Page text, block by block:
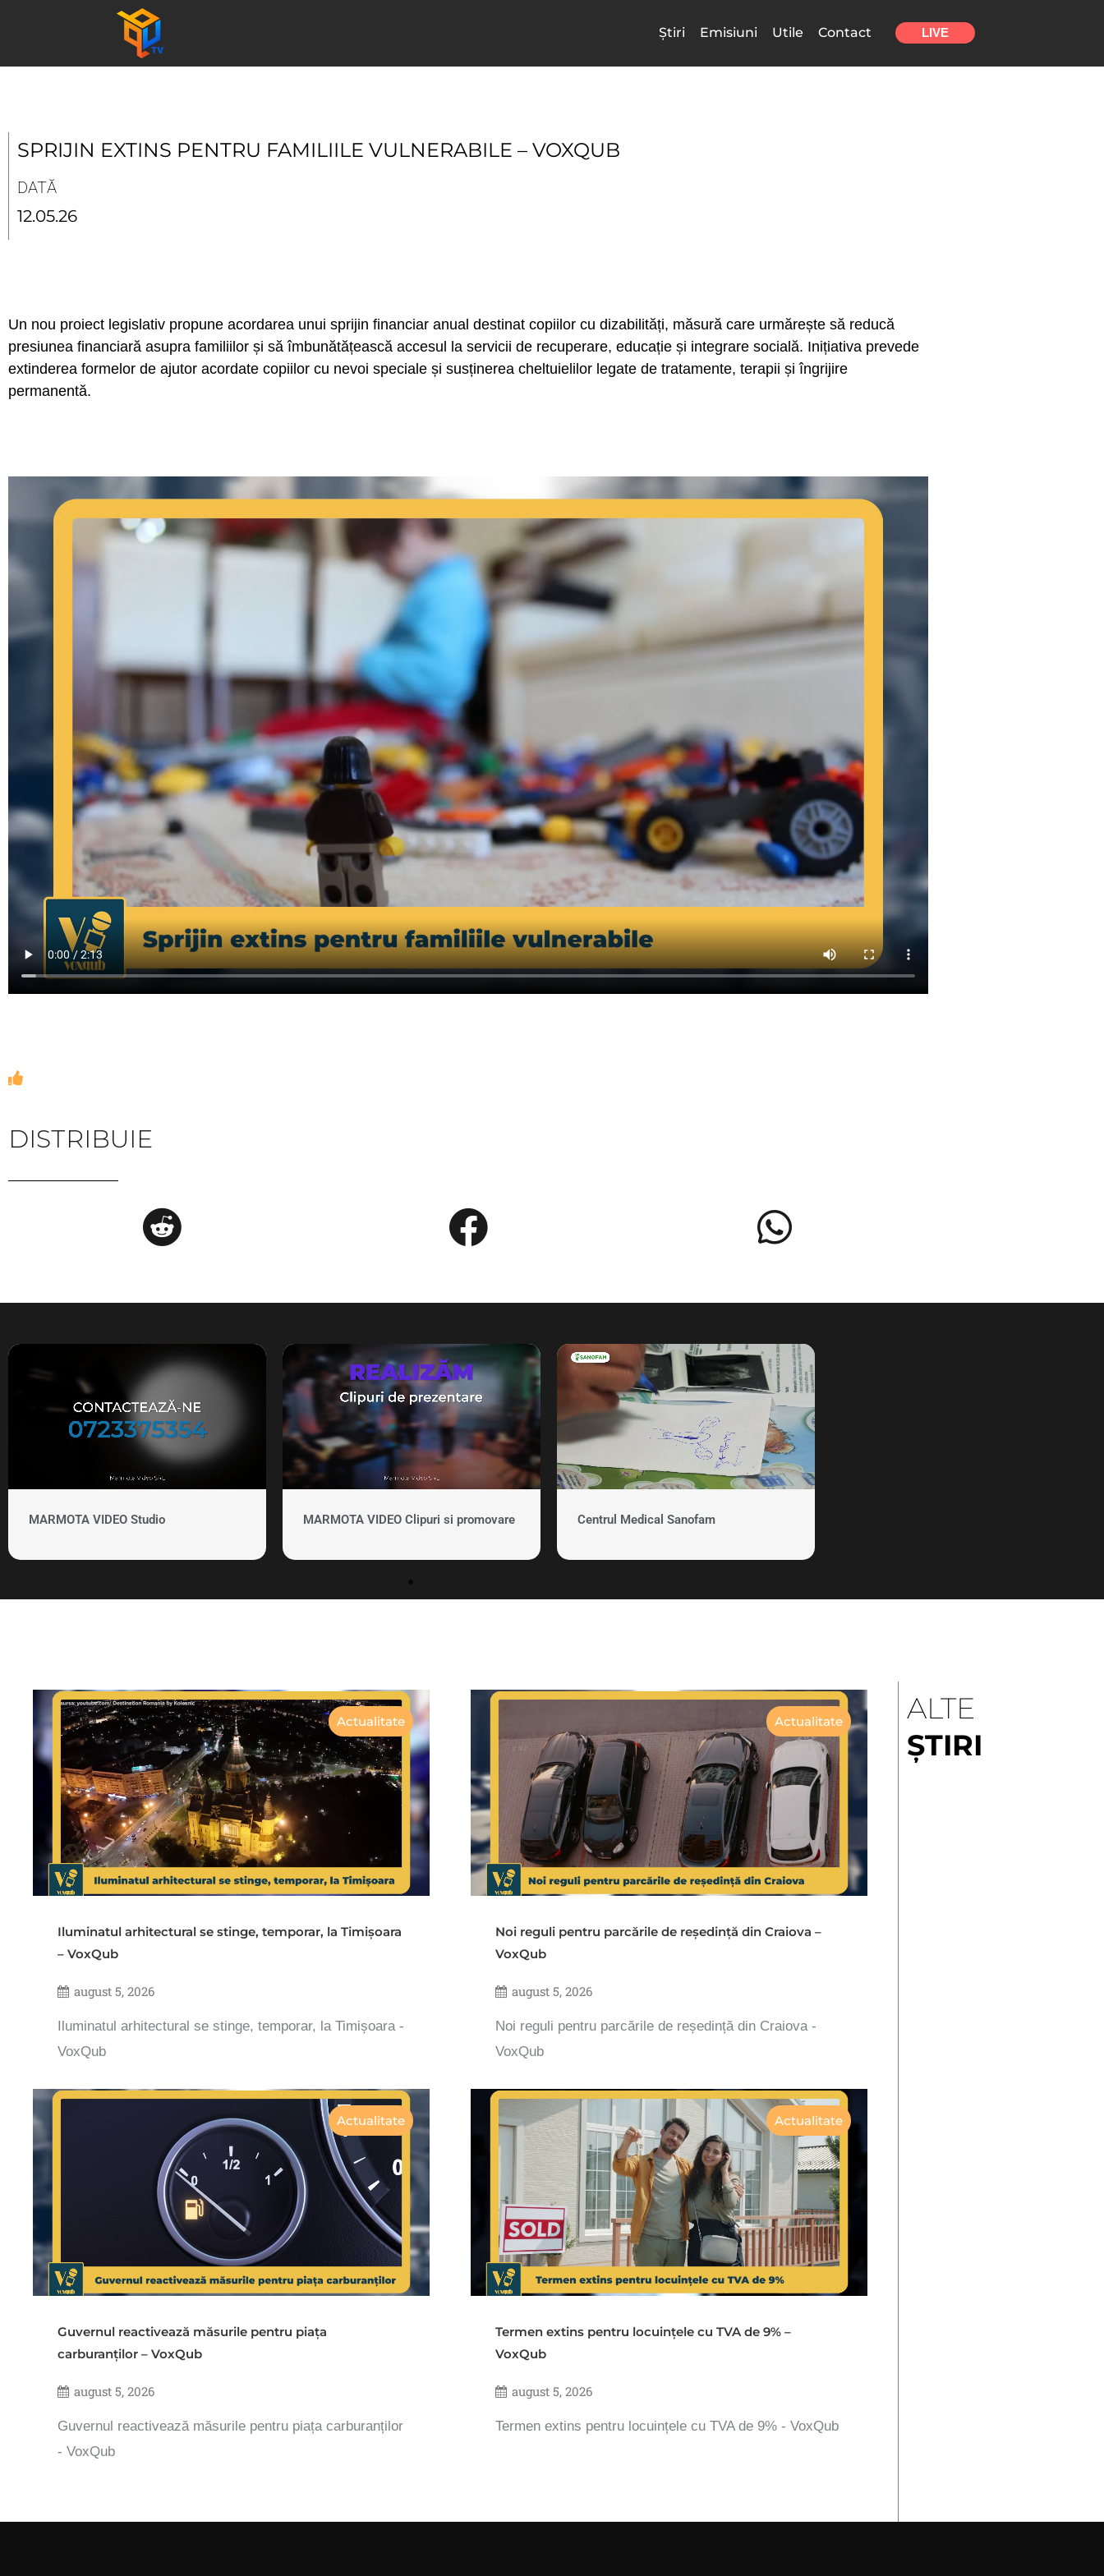
Știri Emisiuni Utile Contact LIVE
SPRIJIN EXTINS PENTRU FAMILIILE VULNERABILE – VOXQUB
DATĂ
12.05.26
Un nou proiect legislativ propune acordarea unui sprijin financiar anual destinat copiilor cu dizabilități, măsură care urmărește să reducă
presiunea financiară asupra familiilor și să îmbunătățească accesul la servicii de recuperare, educație și integrare socială. Inițiativa prevede
extinderea formelor de ajutor acordate copiilor cu nevoi speciale și susținerea cheltuielilor legate de tratamente, terapii și îngrijire
permanentă.
DISTRIBUIE
MARMOTA VIDEO Studio MARMOTA VIDEO Clipuri si promovare Centrul Medical Sanofam
Actualitate
Iluminatul arhitectural se stinge, temporar, la Timișoara
– VoxQub
august 5, 2026
Iluminatul arhitectural se stinge, temporar, la Timișoara -
VoxQub
Actualitate
Noi reguli pentru parcările de reședință din Craiova –
VoxQub
august 5, 2026
Noi reguli pentru parcările de reședință din Craiova -
VoxQub
Actualitate
Guvernul reactivează măsurile pentru piața
carburanților – VoxQub
august 5, 2026
Guvernul reactivează măsurile pentru piața carburanților
- VoxQub
Actualitate
Termen extins pentru locuințele cu TVA de 9% –
VoxQub
august 5, 2026
Termen extins pentru locuințele cu TVA de 9% - VoxQub
ALTE
ȘTIRI